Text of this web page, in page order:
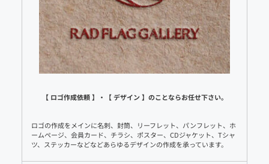
【 ロゴ作成依頼 】・【 デザイン 】のことならお任せ下さい。
ロゴの作成をメインに名刺、封筒、リーフレット、パンフレット、ホ
ームページ、会員カード、チラシ、ポスター、CDジャケット、Tシャ
ツ、ステッカーなどなどあらゆるデザインの作成を承っています。